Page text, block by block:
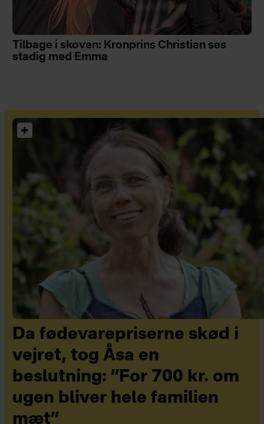
Tilbage i skoven: Kronprins Christian ses
stadig med Emma
Da fødevarepriserne skød i
vejret, tog Åsa en
beslutning: ”For 700 kr. om
ugen bliver hele familien
mæt”